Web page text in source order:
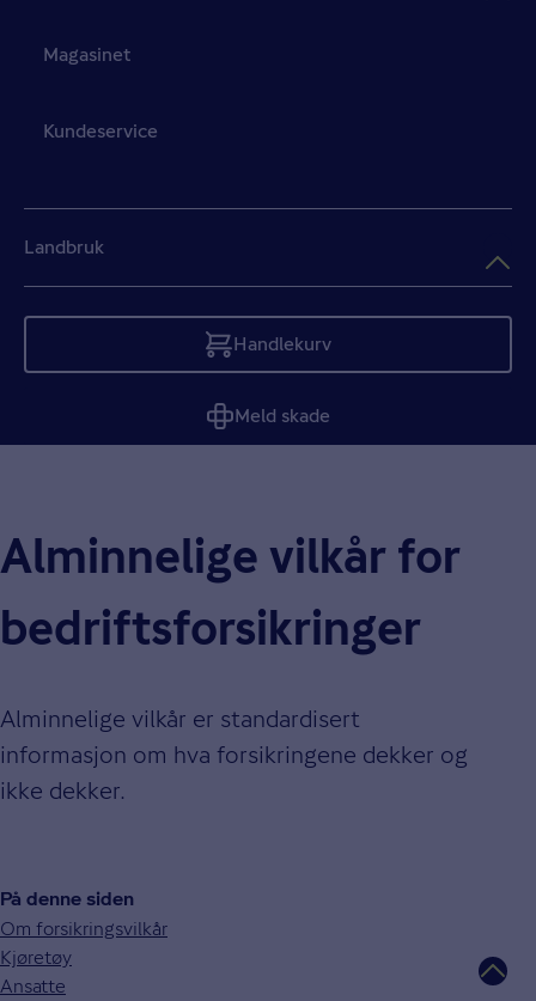
Magasinet
Kundeservice
Landbruk
Handlekurv
Tom
Meld skade
Alminnelige vilkår for
bedrifts­forsikringer
Alminnelige vilkår er standardisert
informasjon om hva forsikringene dekker og
ikke dekker.
På denne siden
Om forsikringsvilkår
Kjøretøy
Ansatte